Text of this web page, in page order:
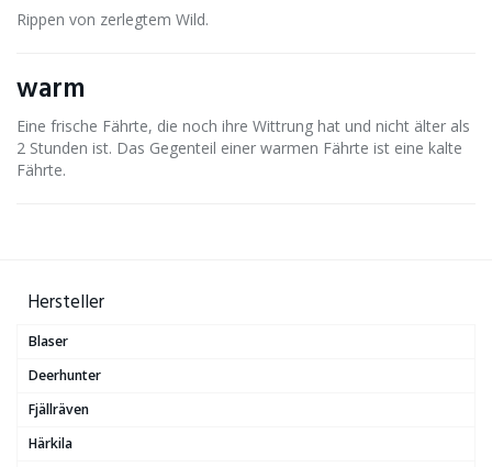
Rippen von zerlegtem Wild.
warm
Eine frische Fährte, die noch ihre Wittrung hat und nicht älter als
2 Stunden ist. Das Gegenteil einer warmen Fährte ist eine kalte
Fährte.
Hersteller
Blaser
Deerhunter
Fjällräven
Härkila